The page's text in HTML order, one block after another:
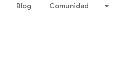
Blog Comunidad